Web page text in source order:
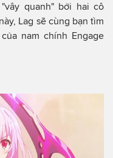
quanh" bởi hai cô
Lag sẽ cùng bạn tìm
nam chính Engage